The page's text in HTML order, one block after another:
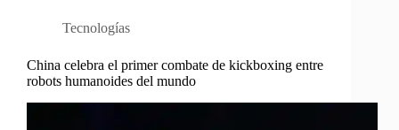
Tecnologías
China celebra el primer combate de kickboxing entre
robots humanoides del mundo